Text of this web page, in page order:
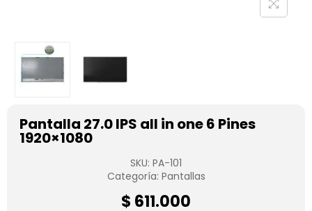
Pantalla 27.0 IPS all in one 6 Pines
1920×1080
SKU: PA-101
Categoría: Pantallas
$ 611.000